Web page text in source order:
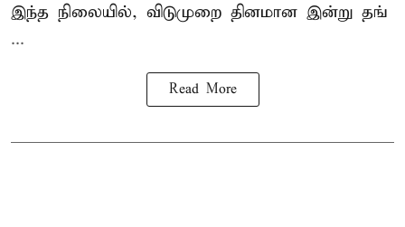
இந்த நிலையில், விடுமுறை தினமான இன்று தங்
...
Read More